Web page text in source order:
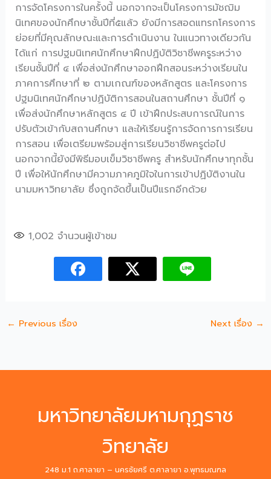
การจัดโครงการในครั้งนี้ นอกจากจะเป็นโครงการมัชฌิม
นิเทศของนักศึกษาชั้นปีที่๕แล้ว ยังมีการสอดแทรกโครงการ
ย่อยที่มีคุณลักษณะและการดำเนินงาน ในแนวทางเดียวกัน
ได้แก่ การปฐมนิเทศนักศึกษาฝึกปฏิบัติวิชาชีพครูระหว่าง
เรียนชั้นปีที่ ๔ เพื่อส่งนักศึกษาออกฝึกสอนระหว่างเรียนใน
ภาคการศึกษาที่ ๒ ตามเกณฑ์ของหลักสูตร และโครงการ
ปฐมนิเทศนักศึกษาปฏิบัติการสอนในสถานศึกษา ชั้นปีที่ ๑
เพื่อส่งนักศึกษาหลักสูตร ๔ ปี เข้าฝึกประสบการณ์ในการ
ปรับตัวเข้ากับสถานศึกษา และให้เรียนรู้การจัดการการเรียน
การสอน เพื่อเตรียมพร้อมสู่การเรียนวิชาชีพครูต่อไป
นอกจากนี้ยังมีพิธีมอบเข็มวิชาชีพครู สำหรับนักศึกษาทุกชั้น
ปี เพื่อให้นักศึกษามีความภาคภูมิใจในการเข้าปฏิบัติงานใน
นามมหาวิทยาลัย ซึ่งถูกจัดขึ้นเป็นปีแรกอีกด้วย
1,002 จำนวนผู้เข้าชม
← Previous เรื่อง Next เรื่อง →
มหาวิทยาลัยมหามกุฏราช
วิทยาลัย
248 ม.1 ถ.ศาลายา – นครชัยศรี ต.ศาลายา อ.พุทธมณฑล